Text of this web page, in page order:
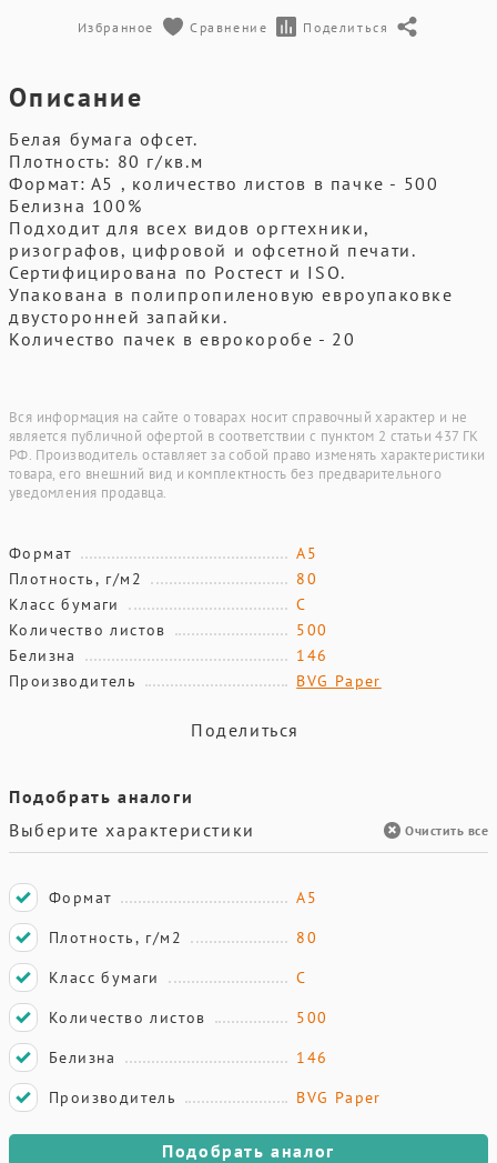
Избранное Сравнение Поделиться
Описание
Белая бумага офсет.
Плотность: 80 г/кв.м
Формат: А5 , количество листов в пачке - 500
Белизна 100%
Подходит для всех видов оргтехники,
ризографов, цифровой и офсетной печати.
Сертифицирована по Ростест и ISO.
Упакована в полипропиленовую евроупаковке
двусторонней запайки.
Количество пачек в еврокоробе - 20
Вся информация на сайте о товарах носит справочный характер и не
является публичной офертой в соответствии с пунктом 2 статьи 437 ГК
РФ. Производитель оставляет за собой право изменять характеристики
товара, его внешний вид и комплектность без предварительного
уведомления продавца.
Формат
A5
Плотность, г/м2
80
Класс бумаги
С
Количество листов
500
Белизна
146
Производитель
BVG Paper
Поделиться
Подобрать аналоги
Выберите характеристики
Очистить все
Формат
A5
Плотность, г/м2
80
Класс бумаги
С
Количество листов
500
Белизна
146
Производитель
BVG Paper
Подобрать аналог